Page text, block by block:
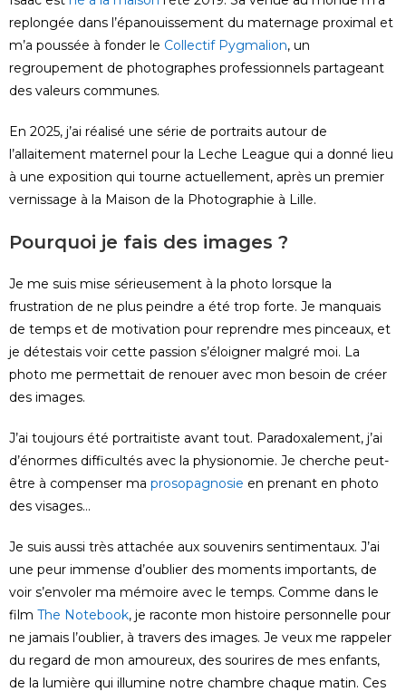
replongée dans l’épanouissement du maternage proximal et
m’a poussée à fonder le Collectif Pygmalion, un
regroupement de photographes professionnels partageant
des valeurs communes.
En 2025, j’ai réalisé une série de portraits autour de
l’allaitement maternel pour la Leche League qui a donné lieu
à une exposition qui tourne actuellement, après un premier
vernissage à la Maison de la Photographie à Lille.
Pourquoi je fais des images ?
Je me suis mise sérieusement à la photo lorsque la
frustration de ne plus peindre a été trop forte. Je manquais
de temps et de motivation pour reprendre mes pinceaux, et
je détestais voir cette passion s’éloigner malgré moi. La
photo me permettait de renouer avec mon besoin de créer
des images.
J’ai toujours été portraitiste avant tout. Paradoxalement, j’ai
d’énormes difficultés avec la physionomie. Je cherche peut-
être à compenser ma prosopagnosie en prenant en photo
des visages…
Je suis aussi très attachée aux souvenirs sentimentaux. J’ai
une peur immense d’oublier des moments importants, de
voir s’envoler ma mémoire avec le temps. Comme dans le
film The Notebook, je raconte mon histoire personnelle pour
ne jamais l’oublier, à travers des images. Je veux me rappeler
du regard de mon amoureux, des sourires de mes enfants,
de la lumière qui illumine notre chambre chaque matin. Ces